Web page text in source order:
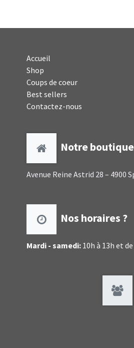
Accueil
Shop
Coups de coeur
Best sellers
Contactez-nous
Notre
Avenue Reine Astrid 28 – 4900
Nos horaires ?
Mardi - samedi: 10h à 13h et